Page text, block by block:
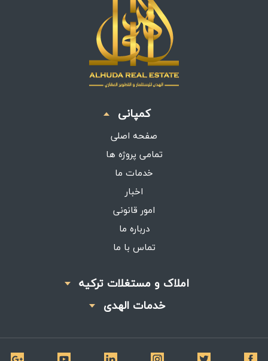
کمپانی
صفحه اصلی
تمامی پروژه ها
خدمات ما
اخبار
امور قانونی
درباره ما
تماس با ما
املاک و مستغلات ترکیه
خدمات الهدی